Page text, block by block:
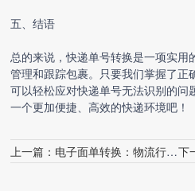
五、结语
总的来说，快递单号转换是一项实
管理和跟踪包裹。只要我们掌握了
可以轻松应对快递单号无法识别的问
一个更加便捷、高效的快递环境吧！
上一篇： 电子面单转换：物流行业的革新之路 下